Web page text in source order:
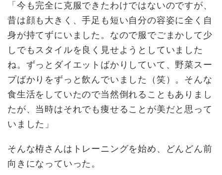
「今も完全に克服できたわけではないのですが、
昔は顔も大きく、手足も短い自分の容姿に全く自
身が持てずにいました。なので服でごまかして少
しでもスタイルを良く見せようとしていました
ね。ずっとダイエットばかりしていて、野菜スー
プばかりをずっと飲んでいました（笑）。そんな
食生活をしていたので当然倒れることもありまし
たが、当時はそれでも痩せることが美だと思って
いました」
そんな栫さんはトレーニングを始め、どんどん前
向きになっていった。